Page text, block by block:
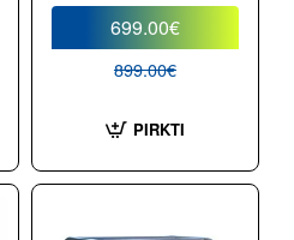
699.00€
899.00€
PIRKTI